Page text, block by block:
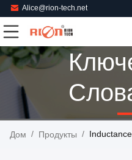
Alice@rion-tech.net
Дом / Продукты /